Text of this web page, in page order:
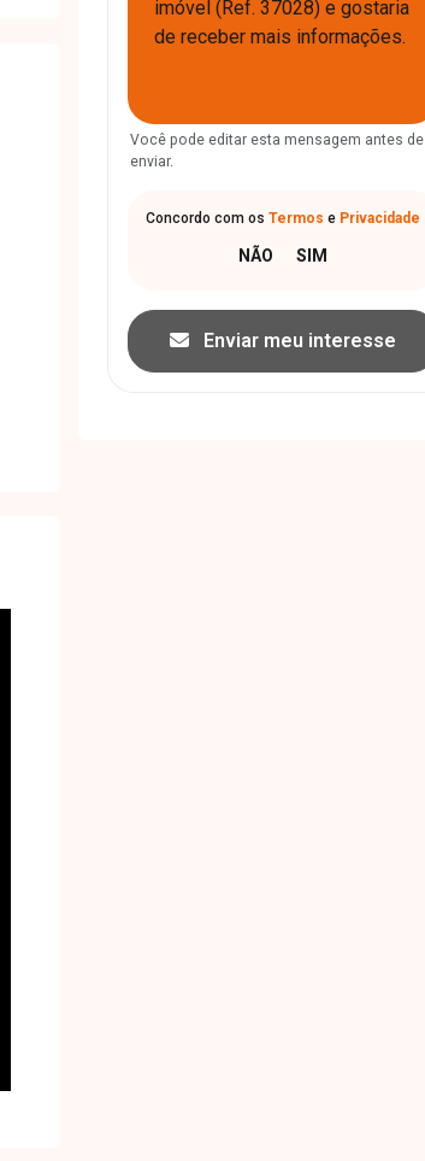
Você pode editar esta mensagem antes de
enviar.
Concordo com os Termos e Privacidade
Enviar meu interesse